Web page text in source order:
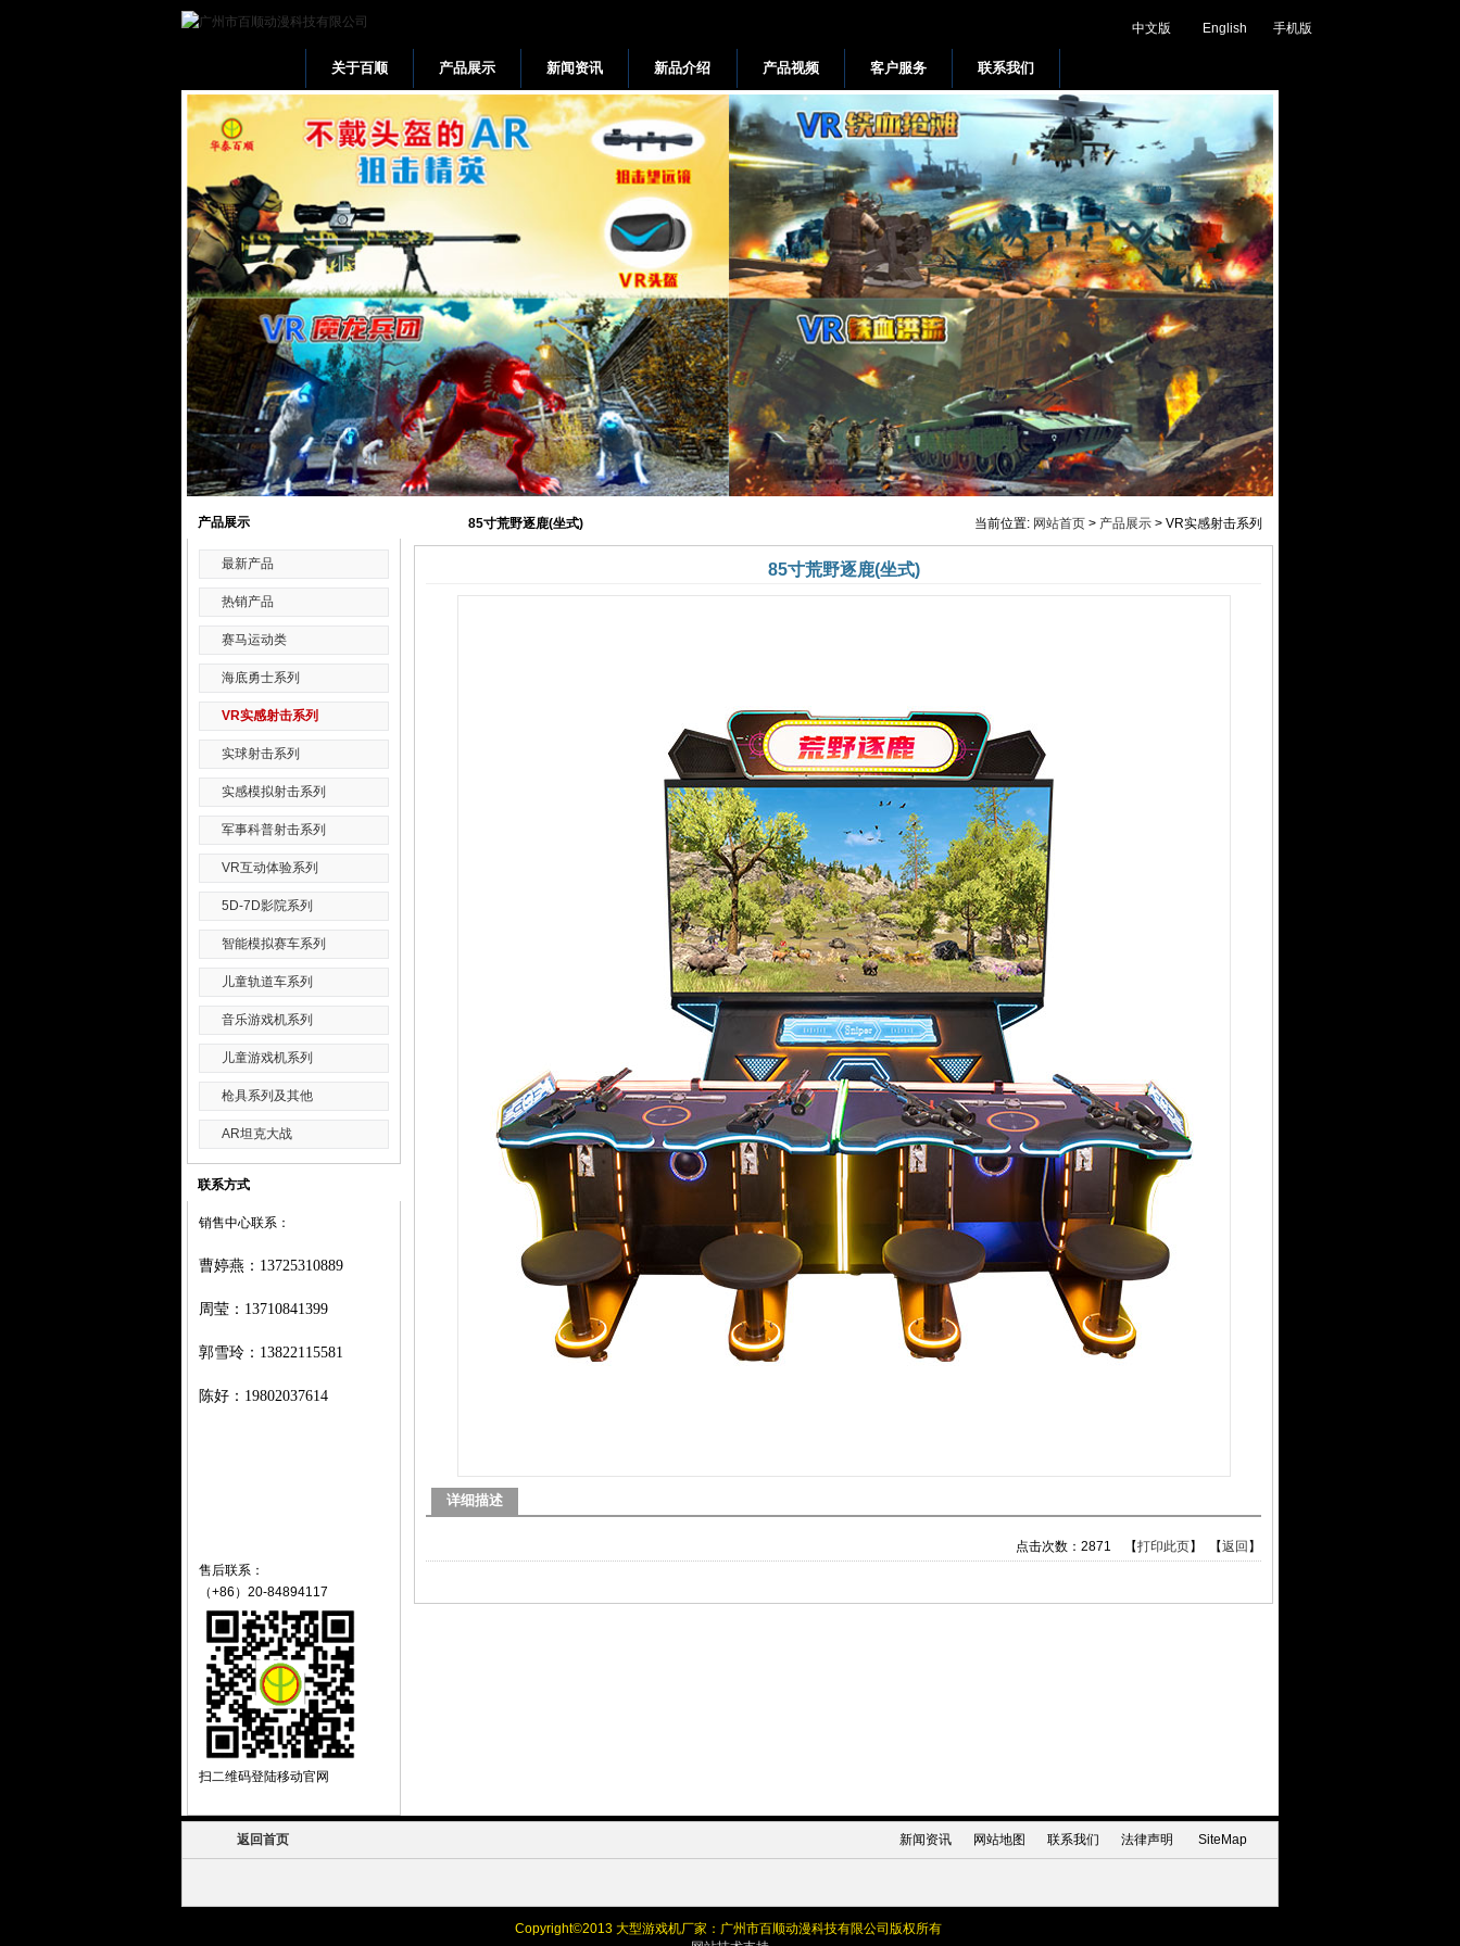
中文版 English 手机版
网站首页
关于百顺 产品展示 新闻资讯 新品介绍 产品视频 客户服务 联系我们
产品展示
最新产品
热销产品
赛马运动类
海底勇士系列
VR实感射击系列
实球射击系列
实感模拟射击系列
军事科普射击系列
VR互动体验系列
5D-7D影院系列
智能模拟赛车系列
儿童轨道车系列
音乐游戏机系列
儿童游戏机系列
枪具系列及其他
AR坦克大战
联系方式
销售中心联系：
曹婷燕 ： 13725310889
周莹： 13710841399
郭雪玲： 13822115581
陈好： 19802037614
售后联系：
（+86）20-84894117
扫二维码登陆移动官网
当前位置: 网站首页 > 产品展示 > VR实感射击系列
85寸荒野逐鹿(坐式)
85寸荒野逐鹿(坐式)
详细描述
点击次数： 2871 【打印此页】 【返回 】
返回首页 新闻资讯 网站地图 联系我们 法律声明 SiteMap
Copyright©2013 大型游戏机厂家：广州市百顺动漫科技有限公司版权所有